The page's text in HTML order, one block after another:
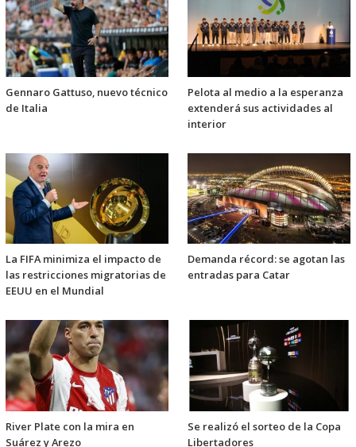
Gennaro Gattuso, nuevo técnico
de Italia
Pelota al medio a la esperanza
extenderá sus actividades al
interior
La FIFA minimiza el impacto de
las restricciones migratorias de
EEUU en el Mundial
Demanda récord: se agotan las
entradas para Catar
River Plate con la mira en
Suárez y Arezo
Se realizó el sorteo de la Copa
Libertadores